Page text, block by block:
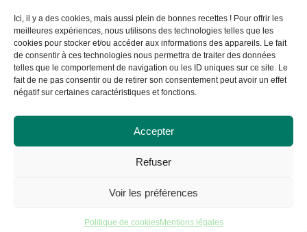
Ici, il y a des cookies, mais aussi plein de bonnes recettes ! Pour offrir les
meilleures expériences, nous utilisons des technologies telles que les
cookies pour stocker et/ou accéder aux informations des appareils. Le fait
de consentir à ces technologies nous permettra de traiter des données
telles que le comportement de navigation ou les ID uniques sur ce site. Le
fait de ne pas consentir ou de retirer son consentement peut avoir un effet
négatif sur certaines caractéristiques et fonctions.
Accepter
Refuser
Voir les préférences
Politique de cookiesMentions légales
👩🏼‍🍳 Suivez-nous !
© Cuisto Cook 2025